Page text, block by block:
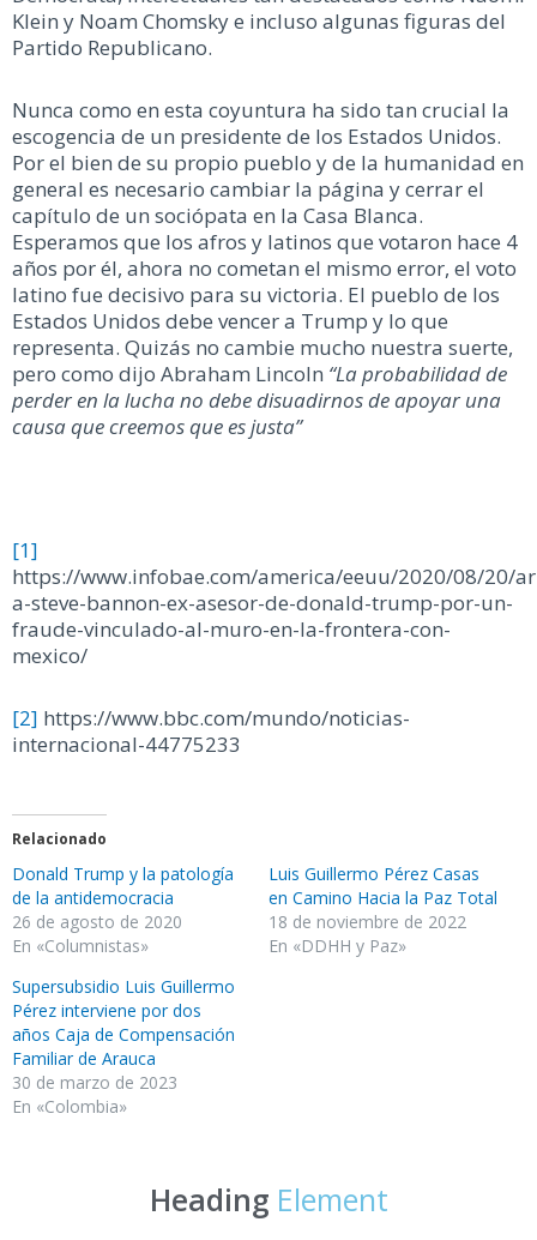
Klein y Noam Chomsky e incluso algunas figuras del
Partido Republicano.
Nunca como en esta coyuntura ha sido tan crucial la
escogencia de un presidente de los Estados Unidos.
Por el bien de su propio pueblo y de la humanidad en
general es necesario cambiar la página y cerrar el
capítulo de un sociópata en la Casa Blanca.
Esperamos que los afros y latinos que votaron hace 4
años por él, ahora no cometan el mismo error, el voto
latino fue decisivo para su victoria. El pueblo de los
Estados Unidos debe vencer a Trump y lo que
representa. Quizás no cambie mucho nuestra suerte,
pero como dijo Abraham Lincoln “La probabilidad de
perder en la lucha no debe disuadirnos de apoyar una
causa que creemos que es justa”
[1]
https://www.infobae.com/america/eeuu/2020/08/20/
a-steve-bannon-ex-asesor-de-donald-trump-por-un-
fraude-vinculado-al-muro-en-la-frontera-con-
mexico/
[2] https://www.bbc.com/mundo/noticias-
internacional-44775233
Relacionado
Donald Trump y la patología
de la antidemocracia
26 de agosto de 2020
En «Columnistas»
Luis Guillermo Pérez Casas
en Camino Hacia la Paz Total
18 de noviembre de 2022
En «DDHH y Paz»
Supersubsidio Luis Guillermo
Pérez interviene por dos
años Caja de Compensación
Familiar de Arauca
30 de marzo de 2023
En «Colombia»
Heading Element